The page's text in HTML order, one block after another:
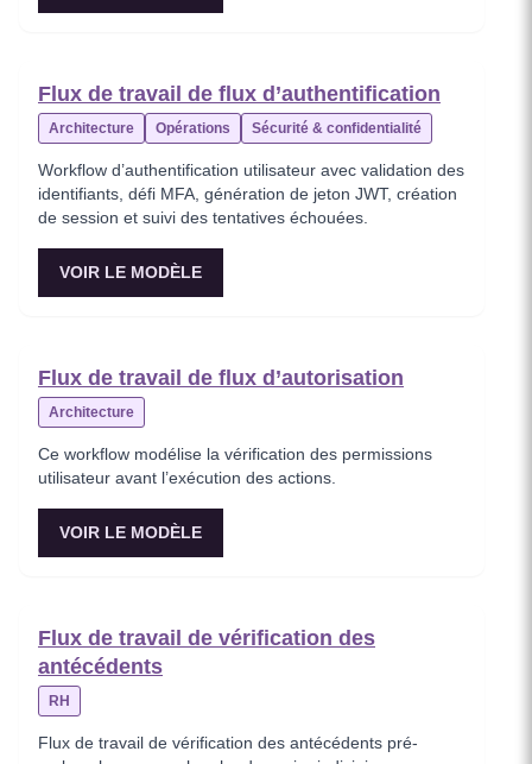
Flux de travail de flux d’authentification
Architecture Opérations Sécurité & confidentialité
Workflow d’authentification utilisateur avec validation des
identifiants, défi MFA, génération de jeton JWT, création
de session et suivi des tentatives échouées.
VOIR LE MODÈLE
Flux de travail de flux d’autorisation
Architecture
Ce workflow modélise la vérification des permissions
utilisateur avant l’exécution des actions.
VOIR LE MODÈLE
Flux de travail de vérification des
antécédents
RH
Flux de travail de vérification des antécédents pré-